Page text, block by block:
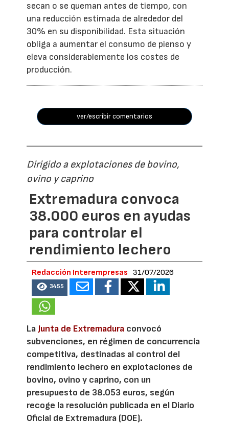
secan o se queman antes de tiempo, con
una reducción estimada de alrededor del
30% en su disponibilidad. Esta situación
obliga a aumentar el consumo de pienso y
eleva considerablemente los costes de
producción.
ver/escribir comentarios
Dirigido a explotaciones de bovino,
ovino y caprino
Extremadura convoca
38.000 euros en ayudas
para controlar el
rendimiento lechero
Redacción Interempresas 31/07/2026
3455
La Junta de Extremadura convocó
subvenciones, en régimen de concurrencia
competitiva, destinadas al control del
rendimiento lechero en explotaciones de
bovino, ovino y caprino, con un
presupuesto de 38.053 euros, según
recoge la resolución publicada en el Diario
Oficial de Extremadura (DOE).